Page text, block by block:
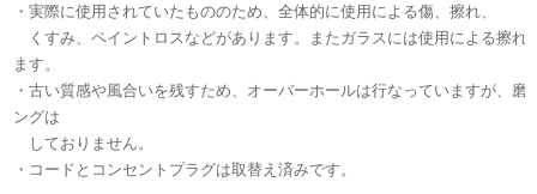
・実際に使用されていたもののため、全体的に使用による傷、擦れ、
くすみ、ペイントロスなどがあります。またガラスには使用による擦れ
ます。
・古い質感や風合いを残すため、オーバーホールは行なっていますが、磨
ングは
しておりません。
・コードとコンセントプラグは取替え済みです。